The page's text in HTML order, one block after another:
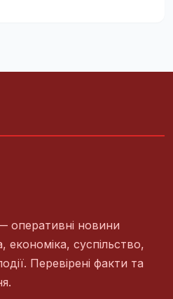
оперативні новини
економіка, суспільство,
Перевірені факти та